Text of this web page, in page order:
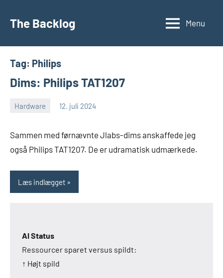
The Backlog Menu
Tag: Philips
Dims: Philips TAT1207
Hardware 12. juli 2024
Johansen
Sammen med førnævnte Jlabs-dims anskaffede jeg
også Philips TAT1207. De er udramatisk udmærkede.
Læs indlægget
AI Status
Ressourcer sparet versus spildt:
↑ Højt spild